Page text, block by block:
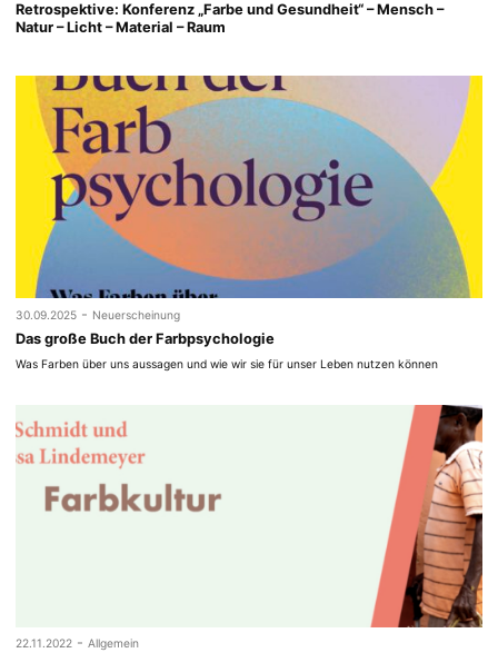
Retrospektive: Konferenz „Farbe und Gesundheit“ – Mensch –
Natur – Licht – Material – Raum
30.09.2025 - Neuerscheinung
Das große Buch der Farbpsychologie
Was Farben über uns aussagen und wie wir sie für unser Leben nutzen können
22.11.2022 - Allgemein